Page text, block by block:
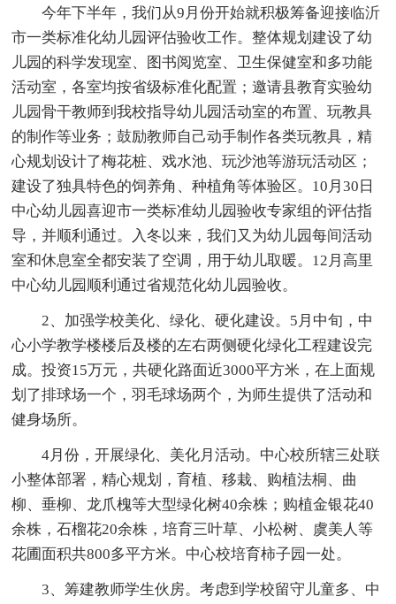
今年下半年，我们从9月份开始就积极筹备迎接临沂
市一类标准化幼儿园评估验收工作。整体规划建设了幼
儿园的科学发现室、图书阅览室、卫生保健室和多功能
活动室，各室均按省级标准化配置；邀请县教育实验幼
儿园骨干教师到我校指导幼儿园活动室的布置、玩教具
的制作等业务；鼓励教师自己动手制作各类玩教具，精
心规划设计了梅花桩、戏水池、玩沙池等游玩活动区；
建设了独具特色的饲养角、种植角等体验区。10月30日
中心幼儿园喜迎市一类标准幼儿园验收专家组的评估指
导，并顺利通过。入冬以来，我们又为幼儿园每间活动
室和休息室全都安装了空调，用于幼儿取暖。12月高里
中心幼儿园顺利通过省规范化幼儿园验收。
2、加强学校美化、绿化、硬化建设。5月中旬，中
心小学教学楼楼后及楼的左右两侧硬化绿化工程建设完
成。投资15万元，共硬化路面近3000平方米，在上面规
划了排球场一个，羽毛球场两个，为师生提供了活动和
健身场所。
4月份，开展绿化、美化月活动。中心校所辖三处联
小整体部署，精心规划，育植、移栽、购植法桐、曲
柳、垂柳、龙爪槐等大型绿化树40余株；购植金银花40
余株，石榴花20余株，培育三叶草、小松树、虞美人等
花圃面积共800多平方米。中心校培育柿子园一处。
3、筹建教师学生伙房。考虑到学校留守儿童多、中